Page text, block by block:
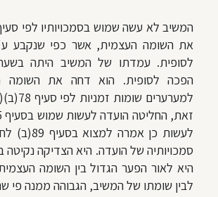
את השומה העצמית, אשר כפי שנקבע
לסופית. עמדתו של המשיב היתה
הפכה לסופית. הוא דחה את השומה
לעשות כן
סמכויותיה של הועדה. היא הצדיקה נקיטה
היא לאור הפער הגדול בין השומה
לבין שומתו של המשיב, הגבוהה ממנה פי